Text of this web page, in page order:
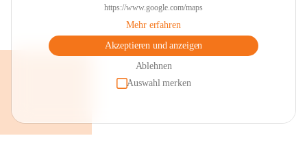
https://www.google.com/maps
Mehr erfahren
Akzeptieren und anzeigen
Ablehnen
Auswahl merken